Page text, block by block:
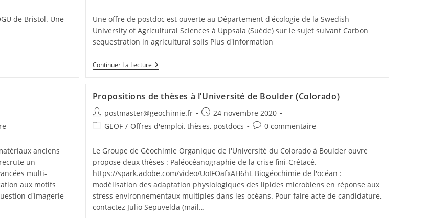
de Bristol. Une
Une offre de postdoc est ouverte au Département d'écologie de la Swedish
University of Agricultural Sciences à Uppsala (Suède) sur le sujet suivant Carbon
sequestration in agricultural soils Plus d'information
Continuer La Lecture
anciens
un
multi-
aux motifs
d'imagerie
Propositions de thèses à l’Université de Boulder (Colorado)
postmaster@geochimie.fr
24 novembre 2020
GEOF / Offres d'emploi, thèses, postdocs 0 commentaire
Le Groupe de Géochimie Organique de l'Université du Colorado à Boulder ouvre
propose deux thèses : Paléocéanographie de la crise fini-Crétacé.
https://spark.adobe.com/video/UoIFOafxAH6hL Biogéochimie de l'océan :
modélisation des adaptation physiologiques des lipides microbiens en réponse aux
stress environnementaux multiples dans les océans. Pour faire acte de candidature,
contactez Julio Sepuvelda (mail…